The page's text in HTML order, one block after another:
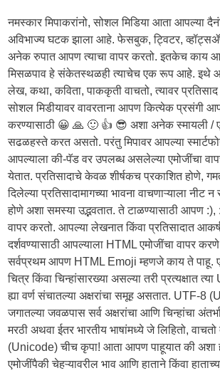
नमस्कार मिपाकरांनो, सोशल मिडिया आता आपल्या
अविभाज्य घटक झाला आहे. फेसबुक, ट्विटर,
अनेक रुपात आपण त्याचा वापर करतो. इतकेच काय
मिसळपाव हे संकेतस्थळही त्याचेच एक रूप आहे.
लेख, कथा, कविता, पाककृती वाचतो, त्यावर
सोशल मिडीयावर वावरताना आपण कित्येक प्रसंगी
करण्यासाठी 😀 🙏 🙂 👍 😎 अशा अनेक स्मायली /
सढळहस्ते करत असतो. परंतु मिपावर आपल्या
आपल्याला की-पॅड वर उपलब्ध असलेल्या एमोजींचा वापर
येतात. प्रतिसादाचे केवळ शीर्षकच प्रकाशित होणे,
दिलेल्या प्रतिसादामागच्या भावना वाचणाऱ्याला
होणे अशा समस्या उद्भवतात. ते टाळण्यासाठी आपण :),
वापर करतो. आपल्या लेखनात किंवा प्रतिसादात
दर्शवण्यासाठी आपल्याला HTML एमोजींचा वापर
सर्वप्रथम आपण HTML Emoji म्हणजे काय ते पाहू.
चित्र किंवा चिन्हांसारख्या असल्या तरी प्रत्यक्षात
ह्या वर्ण संचातल्या अक्षरांचा समूह असतात. UTF-8
जगातल्या जवळपास सर्व अक्षरांचा आणि चिन्हांचा
मरठी अथवा ईतर भारतीय भाषांमध्ये जे लिहितो,
(Unicode) चीच कृपा! आता आपण पाहूयात की अशा
एमोजींपैकी चेहऱ्यावरील भाव आणि हाताने किंवा